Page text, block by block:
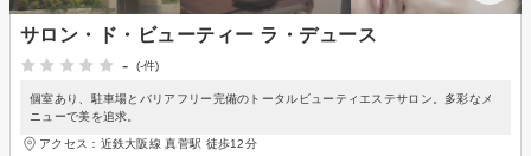
サロン・ド・ビューティー ラ・デュース
-
(-件)
個室あり、駐車場とバリアフリー完備のトータルビューティエステサロン。多彩なメ
ニューで美を追求。
アクセス：近鉄大阪線 真菅駅 徒歩12分